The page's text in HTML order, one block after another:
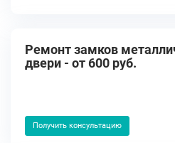
Ремонт замков
двери - от 600 руб.
Получить консультацию